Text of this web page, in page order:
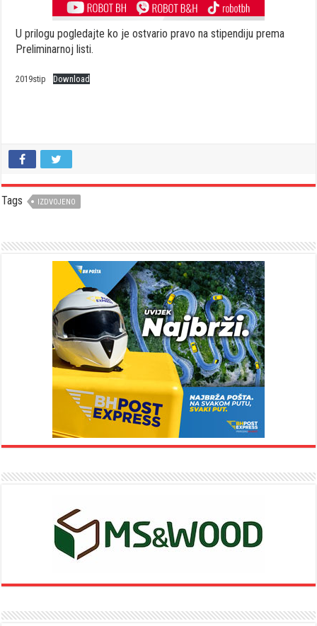
U prilogu pogledajte ko je ostvario pravo na stipendiju prema
Preliminarnoj listi.
2019stip Download
Tags IZDVOJENO